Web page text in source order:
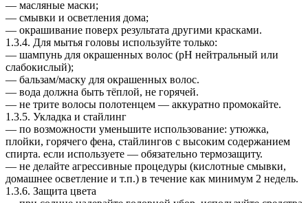
— масляные маски;
— смывки и осветления дома;
— окрашивание поверх результата другими красками.
1.3.4. Для мытья головы используйте только:
— шампунь для окрашенных волос (pH нейтральный или
слабокислый);
— бальзам/маску для окрашенных волос.
— вода должна быть тёплой, не горячей.
— не трите волосы полотенцем — аккуратно промокайте.
1.3.5. Укладка и стайлинг
— по возможности уменьшите использование: утюжка,
плойки, горячего фена, стайлингов с высоким содержанием
спирта. если используете — обязательно термозащиту.
— не делайте агрессивные процедуры (кислотные смывки,
домашнее осветление и т.п.) в течение как минимум 2 недель.
1.3.6. Защита цвета